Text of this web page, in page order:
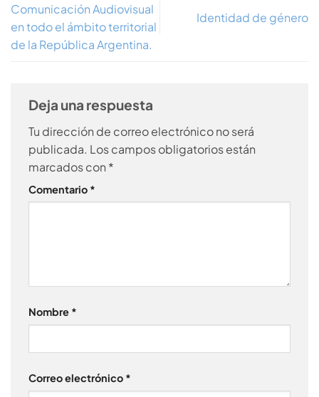
Comunicación Audiovisual
en todo el ámbito territorial
de la República Argentina.
Identidad de género
Deja una respuesta
Tu dirección de correo electrónico no será
publicada. Los campos obligatorios están
marcados con *
Comentario *
Nombre *
Correo electrónico *